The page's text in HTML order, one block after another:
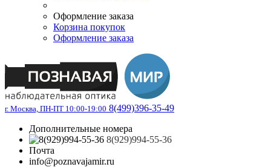
Оформление заказа
Корзина покупок
Оформление заказа
г. Москва, ПН-ПТ 10:00-19:00 8(499)396-35-49
Дополнительные номера
8(929)994-55-36
Почта
info@poznavajamir.ru